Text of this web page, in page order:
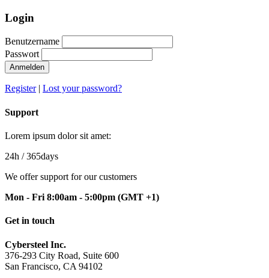
Login
Benutzername
Passwort
Anmelden
Register| Lost your password?
Support
Lorem ipsum dolor sit amet:
24h / 365days
We offer support for our customers
Mon - Fri 8:00am - 5:00pm (GMT +1)
Get in touch
Cybersteel Inc.
376-293 City Road, Suite 600
San Francisco, CA 94102